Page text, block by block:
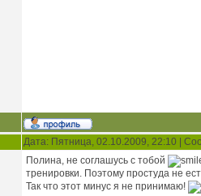
Дата: Пятница, 02.10.2009, 22:10 |
Полина, не соглашусь с тобой
тренировки. Поэтому простуда не
Так что этот минус я не принимаю!